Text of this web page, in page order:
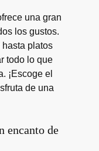
una gran
los gustos.
platos
todo lo que
¡Escoge el
de una
encanto de